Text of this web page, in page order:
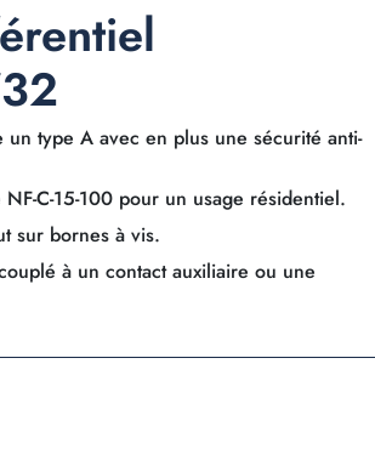
un type A avec en plus une sécurité anti-
C-15-100 pour un usage résidentiel.
sur bornes à vis.
à un contact auxiliaire ou une